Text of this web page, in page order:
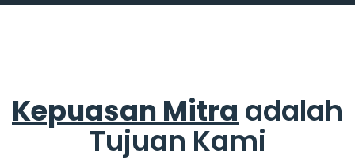
Kepuasan Mitra adalah
Tujuan Kami